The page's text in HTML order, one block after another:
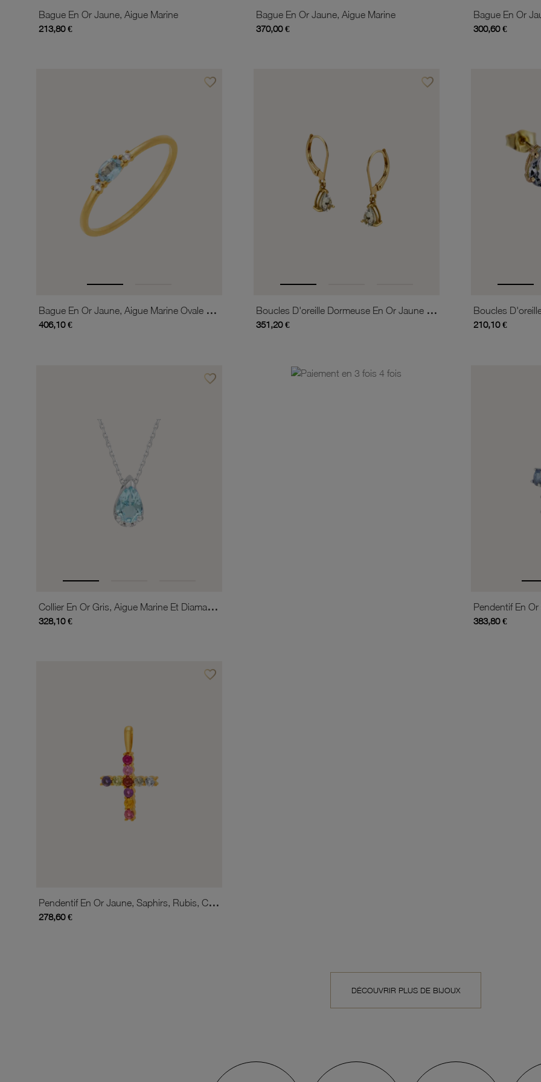
Bague En Or Jaune, Aigue Marine
213,80 €
Bague En Or Jaune, Aigue Marine
370,00 €
300,60 €
favorite_borderAjouter à vos favoris
Bague En Or Jaune, Aigue Marine Ovale Et Diamants
406,10 €
favorite_borderAjouter à vos favoris
Boucles D'oreille Dormeuse En Or Jaune Et Aigue Marine Poire
351,20 € 210,10 €
favorite_borderAjouter à vos favoris
Collier En Or Gris, Aigue Marine Et Diamants
328,10 € 383,80 €
favorite_borderAjouter à vos favoris
Pendentif En Or Jaune, Saphirs, Rubis, Citrine, Aigue-Marine, Péridot, Cordiérite, Tourmaline, Améthyste Et Grenat
278,60 €
DÉCOUVRIR PLUS DE BIJOUX